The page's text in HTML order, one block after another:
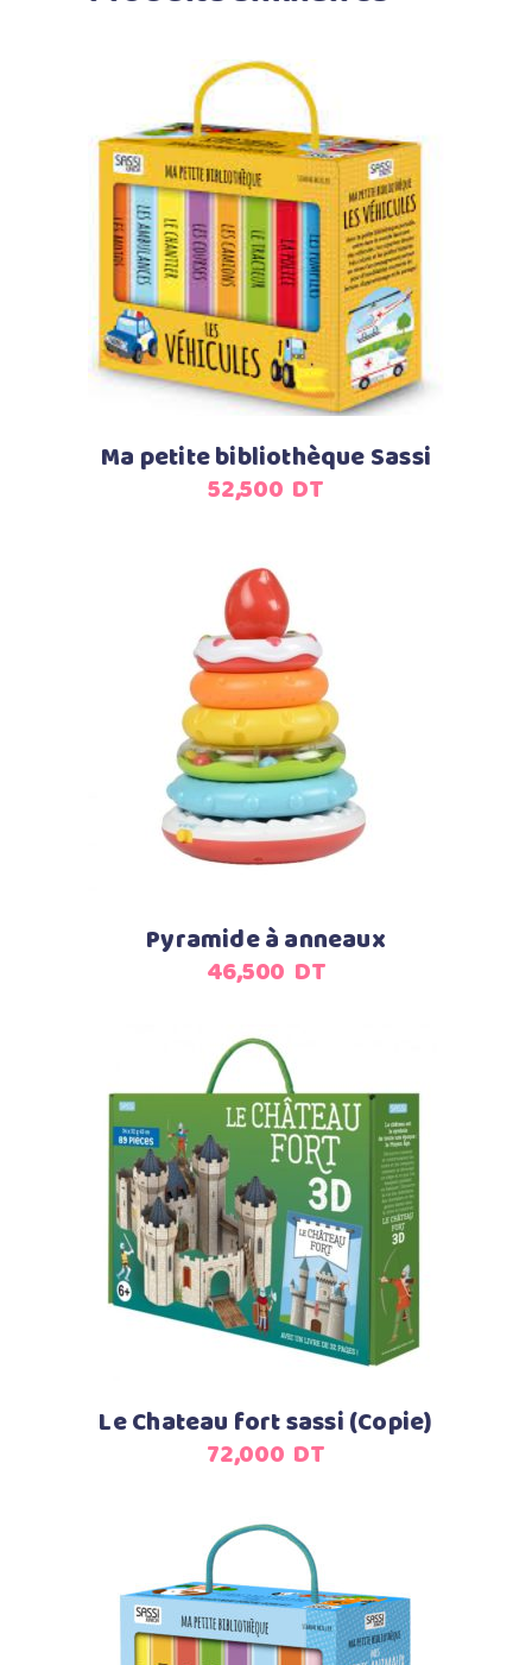
Ajouter au panier
Ma petite bibliothèque Sassi
52,500 DT
Ajouter au panier
Pyramide à anneaux
46,500 DT
Ajouter au panier
Le Chateau fort sassi (Copie)
72,000 DT